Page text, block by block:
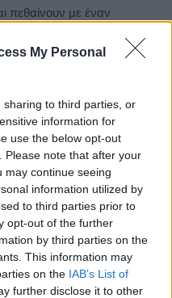
My Personal
to third parties, or
information for
use the below opt-out
Please note that after your
may continue seeing
information utilized by
to third parties prior to
opt-out of the further
by third parties on the
This information may
on the IAB’s List of
further disclose it to other
πεθαίνουν με έναν
ανεξέλεγκτα. Αυτό
κυττάρων είναι
ή μη αυξητικών
τον κυτταρικό